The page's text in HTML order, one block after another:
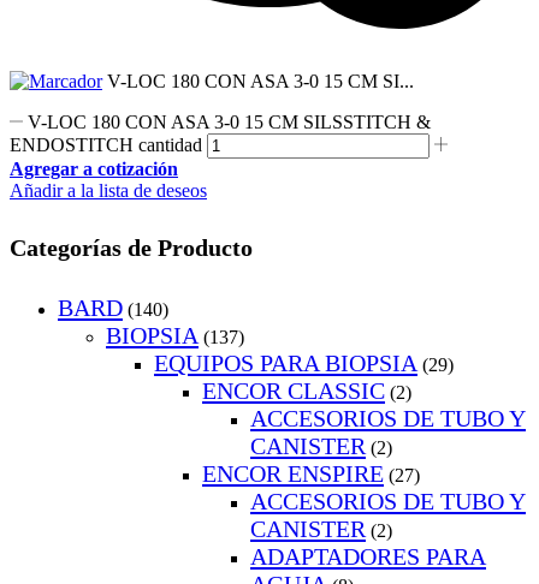
V-LOC 180 CON ASA 3-0 15 CM SI...
V-LOC 180 CON ASA 3-0 15 CM SILSSTITCH &
ENDOSTITCH cantidad
Agregar a cotización
Añadir a la lista de deseos
Categorías de Producto
BARD (140)
BIOPSIA (137)
EQUIPOS PARA BIOPSIA (29)
ENCOR CLASSIC (2)
ACCESORIOS DE TUBO Y
CANISTER (2)
ENCOR ENSPIRE (27)
ACCESORIOS DE TUBO Y
CANISTER (2)
ADAPTADORES PARA